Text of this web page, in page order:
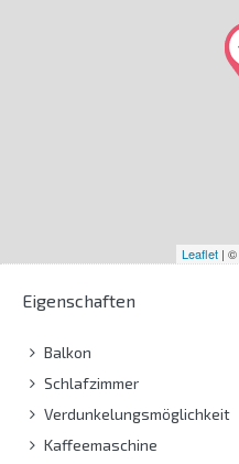
Leaflet | ©
Eigenschaften
Balkon
Schlafzimmer
Verdunkelungsmöglichkeit
Kaffeemaschine